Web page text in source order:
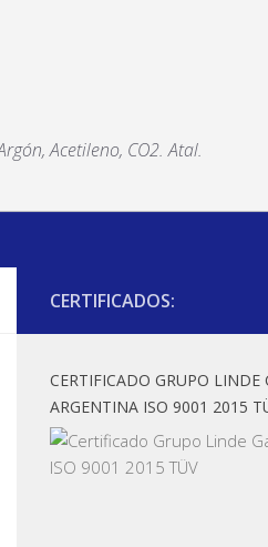
Acetileno, CO2. Atal.
CERTIFICADOS:
CERTIFICADO GRUPO LINDE
ARGENTINA ISO 9001 2015